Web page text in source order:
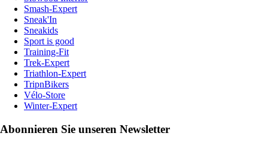
Smash-Expert
Sneak'In
Sneakids
Sport is good
Training-Fit
Trek-Expert
Triathlon-Expert
TripnBikers
Vélo-Store
Winter-Expert
Abonnieren Sie unseren Newsletter